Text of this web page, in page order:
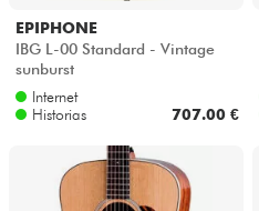
EPIPHONE
IBG L-00 Standard - Vintage
sunburst
Internet
Historias
707.00 €